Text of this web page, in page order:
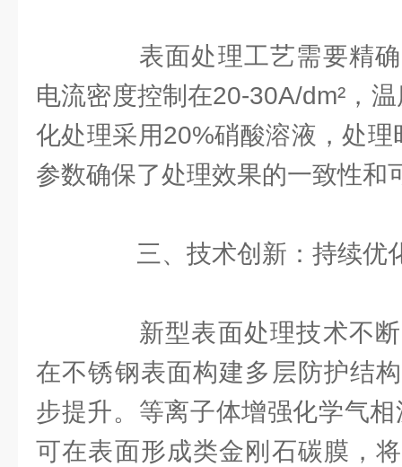
表面处理工艺需要精确
电流密度控制在20-30A/dm²，
化处理采用20%硝酸溶液，处
参数确保了处理效果的一致性和
三、技术创新：持续优
新型表面处理技术不断
在不锈钢表面构建多层防护结
步提升。等离子体增强化学气
可在表面形成类金刚石碳膜，